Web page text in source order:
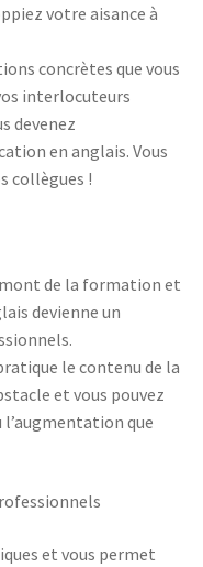
votre aisance à
concrètes que vous
interlocuteurs
devenez
en anglais. Vous
collègues !
de la formation et
devienne un
le contenu de la
et vous pouvez
que
et vous permet